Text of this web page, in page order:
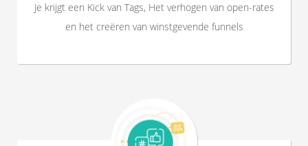
Je krijgt een Kick van Tags, Het verhogen van open-rates
en het creëren van winstgevende funnels